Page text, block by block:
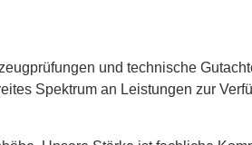
und technische
Spektrum an Leistungen zur